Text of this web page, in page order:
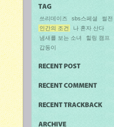
쓰리데이즈 sbs스페셜
썰전
인간의 조건
나 혼자 산다
냄새를 보는 소녀
힐링 캠프
갑동이